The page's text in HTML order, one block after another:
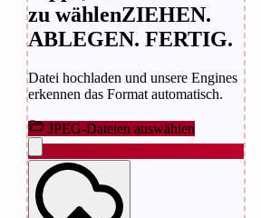
zu wählenZIEHEN.
ABLEGEN. FERTIG.
Datei hochladen und unsere Engines
erkennen das Format automatisch.
JPEG-Dateien auswählen